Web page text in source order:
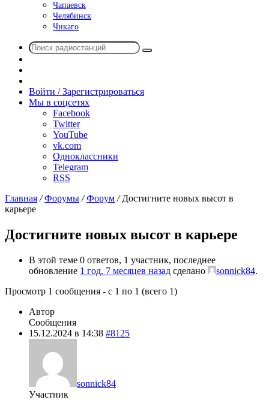
Чапаевск
Челябинск
Чикаго
Поиск
радио
Войти / Зарегистрироваться
Мы в соцсетях
Facebook
Twitter
YouTube
vk.com
Одноклассники
Telegram
RSS
Главная / Форумы / Форум / Достигните новых высот в
карьере
Достигните новых высот в карьере
В этой теме 0 ответов, 1 участник, последнее
обновление 1 год, 7 месяцев назад сделано sonnick84.
Просмотр 1 сообщения - с 1 по 1 (всего 1)
Автор
Сообщения
15.12.2024 в 14:38 #8125
sonnick84
Участник